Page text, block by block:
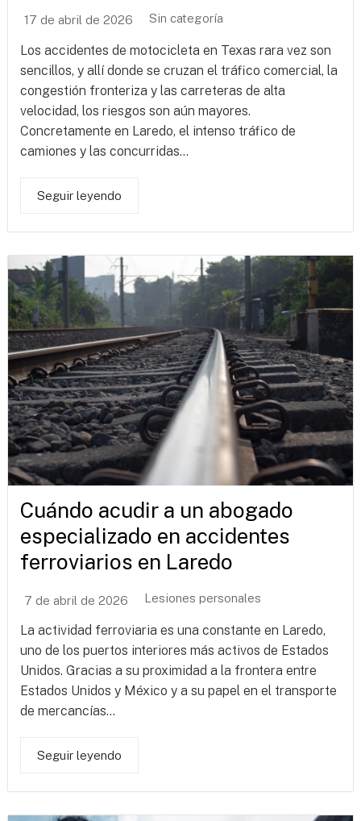
17 de abril de 2026 Sin categoría
Los accidentes de motocicleta en Texas rara vez son
sencillos, y allí donde se cruzan el tráfico comercial, la
congestión fronteriza y las carreteras de alta
velocidad, los riesgos son aún mayores.
Concretamente en Laredo, el intenso tráfico de
camiones y las concurridas...
Seguir leyendo
Cuándo acudir a un abogado
especializado en accidentes
ferroviarios en Laredo
7 de abril de 2026 Lesiones personales
La actividad ferroviaria es una constante en Laredo,
uno de los puertos interiores más activos de Estados
Unidos. Gracias a su proximidad a la frontera entre
Estados Unidos y México y a su papel en el transporte
de mercancías...
Seguir leyendo